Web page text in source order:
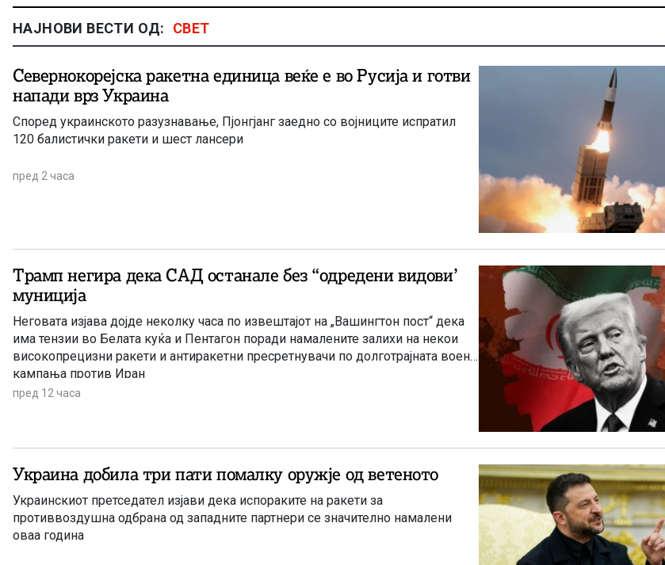
НАЈНОВИ ВЕСТИ ОД: СВЕТ
Севернокорејска ракетна единица веќе е во Русија и готви
напади врз Украина
Според украинското разузнавање, Пјонгјанг заедно со војниците испратил
120 балистички ракети и шест лансери
пред 2 часа
Трамп негира дека САД останале без “одредени видови’
муниција
Неговата изјава дојде неколку часа по извештајот на „Вашингтон пост“ дека
има тензии во Белата куќа и Пентагон поради намалените залихи на некои
високопрецизни ракети и антиракетни пресретнувачи по долготрајната воена
кампања против Иран
пред 12 часа
Украина добила три пати помалку оружје од ветеното
Украинскиот претседател изјави дека испораките на ракети за
противвоздушна одбрана од западните партнери се значително намалени
оваа година